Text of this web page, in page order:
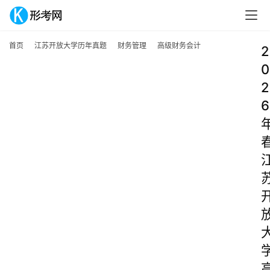
首页 江苏开放大学历年真题 财务管理 高级财务会计
2
0
2
6